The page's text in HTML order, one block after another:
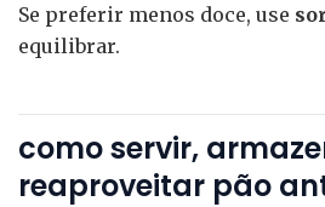
Se preferir menos doce, use
equilibrar.
como servir,
reaproveitar pão